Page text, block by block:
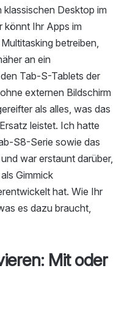
Desktop im
könnt Ihr Apps im
betreiben,
an ein
Tab-S-Tablets der
externen Bildschirm
als alles, was das
leistet. Ich hatte
S8-Serie sowie das
war erstaunt darüber,
Gimmick
hat. Wie Ihr
es dazu braucht,
Mit oder